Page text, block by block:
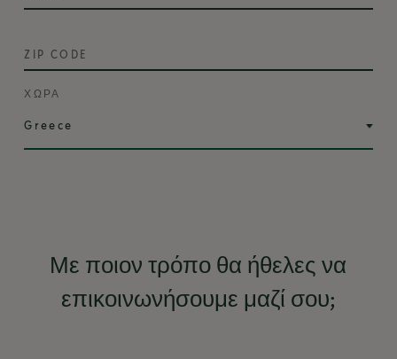
ZIP CODE
ΧΩΡΑ
Με ποιον τρόπο θα ήθελες να
επικοινωνήσουμε μαζί σου;